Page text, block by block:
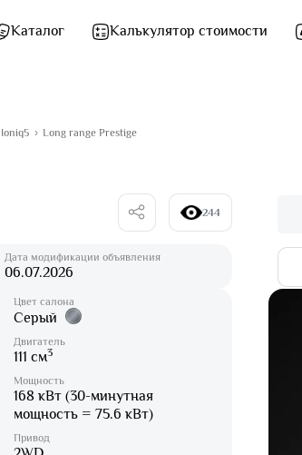
Каталог Калькулятор стоимости
Ioniq5 Long range Prestige
244
Дата модификации объявления
06.07.2026
Цвет салона
Серый
Двигатель
111 см3
Мощность
168 кВт (30-минутная
мощность = 75.6 кВт)
Привод